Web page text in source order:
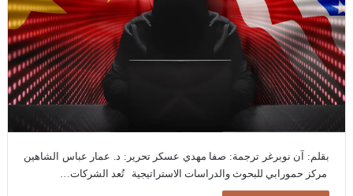
بقلم: آن نوبرغر ترجمة: صفا مهدي عسكر تحرير: د. عمار عباس الشاهين
مركز حمورابي للبحوث والدراسات الاستراتيجية تُعد الشركات…